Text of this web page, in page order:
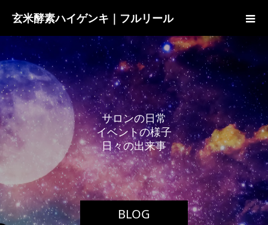
玄米酵素ハイゲンキ｜フルリール
BLOG
サロンの日常
イベン トの様子
日々の出来事